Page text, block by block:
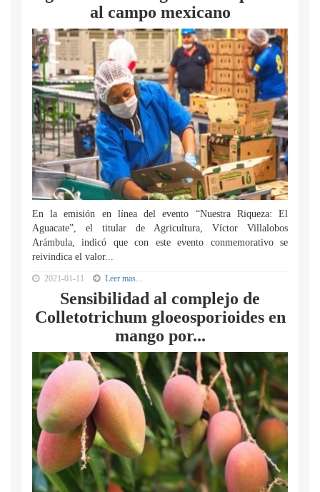
al campo mexicano
En la emisión en línea del evento “Nuestra Riqueza: El
Aguacate”, el titular de Agricultura, Víctor Villalobos
Arámbula, indicó que con este evento conmemorativo se
reivindica el valor...
2021-01-11 Leer mas...
Sensibilidad al complejo de
Colletotrichum gloeosporioides en
mango por...